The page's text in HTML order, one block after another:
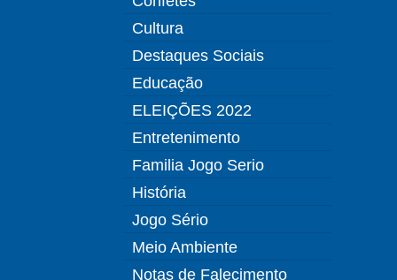
Cultura
Destaques Sociais
Educação
ELEIÇÕES 2022
Entretenimento
Familia Jogo Serio
História
Jogo Sério
Meio Ambiente
Notas de Falecimento